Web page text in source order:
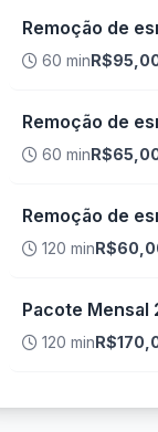
Remoção de
60 min
Remoção de
60 min
Remoção de
120 min
Pacote Mensal
120 min